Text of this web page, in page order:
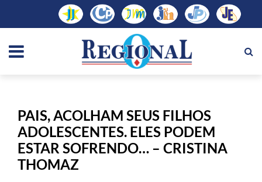
PAIS, ACOLHAM SEUS FILHOS
ADOLESCENTES. ELES PODEM
ESTAR SOFRENDO… – CRISTINA
THOMAZ